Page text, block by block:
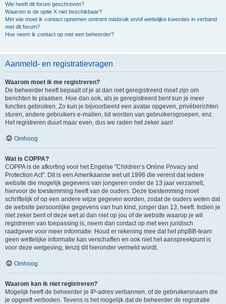
Wie heeft dit forum geschreven?
Waarom is de optie X niet beschikbaar?
Met wie moet ik contact opnemen omtrent misbruik en/of wettelijke kwesties in verband
met dit forum?
Hoe neem ik contact op met een beheerder?
Aanmeld- en registratievragen
Waarom moet ik me registreren?
De beheerder heeft bepaalt of je al dan niet geregistreerd moet zijn om
berichten te plaatsen. Hoe dan ook, als je geregistreerd bent kun je meer
functies gebruiken. Zo kun je bijvoorbeeld een avatar opgeven, privéberichten
sturen, andere gebruikers e-mailen, lid worden van gebruikersgroepen, enz.
Het registreren duurt maar even, dus we raden het zeker aan!
Omhoog
Wat is COPPA?
COPPA is de afkorting voor het Engelse "Children’s Online Privacy and
Protection Act". Dit is een Amerikaanse wet uit 1998 die vereist dat iedere
website die mogelijk gegevens van jongeren onder de 13 jaar verzamelt,
hiervoor de toestemming heeft van de ouders. Deze toestemming moet
schriftelijk of op een andere wijze gegeven worden, zodat de ouders weten dat
de website persoonlijke gegevens van hun kind, jonger dan 13, heeft. Indien je
niet zeker bent of deze wet al dan niet op jou of de website waarop je wil
registreren van toepassing is, neem dan contact op met een juridisch
raadgever voor meer informatie. Houd er rekening mee dat het phpBB-team
geen wettelijke informatie kan verschaffen en ook niet het aanspreekpunt is
voor deze wetgeving, tenzij dit hieronder vermeld wordt.
Omhoog
Waarom kan ik niet registreren?
Mogelijk heeft de beheerder je IP-adres verbannen, of de gebruikersnaam die
je opgeeft verboden. Tevens is het mogelijk dat de beheerder de registratie